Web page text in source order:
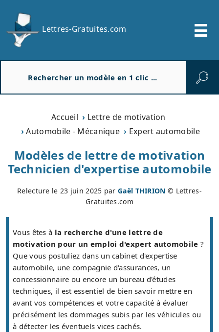
Lettres-Gratuites.com
Accueil
Lettre de motivation
Automobile - Mécanique
Expert automobile
Modèles de lettre de motivation
Technicien d'expertise automobile
Relecture le 23 juin 2025 parGaël THIRION © Lettres-
Gratuites.com
Vous êtes à la recherche d'une lettre de
motivation pour un emploi d'expert automobile ?
Que vous postuliez dans un cabinet d'expertise
automobile, une compagnie d'assurances, un
concessionnaire ou encore un bureau d'études
techniques, il est essentiel de bien savoir mettre en
avant vos compétences et votre capacité à évaluer
précisément les dommages subis par les véhicules ou
à détecter les éventuels vices cachés.